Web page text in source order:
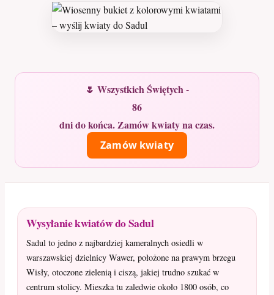
🌷 Wszystkich Świętych -
86
dni do końca. Zamów kwiaty na czas.
Zamów kwiaty
Wysyłanie kwiatów do Sadul
Sadul to jedno z najbardziej kameralnych osiedli w
warszawskiej dzielnicy Wawer, położone na prawym brzegu
Wisły, otoczone zielenią i ciszą, jakiej trudno szukać w
centrum stolicy. Mieszka tu zaledwie około 1800 osób, co